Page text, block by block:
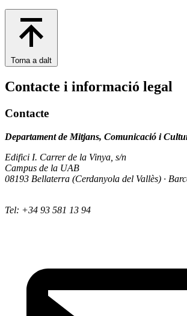
Torna a dalt
Contacte i informació legal
Contacte
Departament de Mitjans, Comunicació i
Edifici I. Carrer de la Vinya, s/n
Campus de la UAB
08193 Bellaterra (Cerdanyola del Vallès) ·
Tel: +34 93 581 13 94